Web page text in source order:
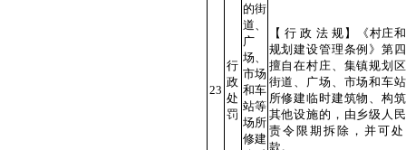
23
行
政
处
罚
的街
道、
广
场、
市场
和车
站等
场所
修建
【 行 政 法 规】《村庄
规划建设管理条例》第
擅自在村庄、集镇规划
街道、广场、市场和车
所修建临时建筑物、构
其他设施的，由乡级人
责令限期拆除，并可
款。